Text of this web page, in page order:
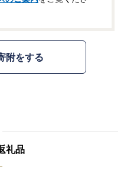
附をする
礼品